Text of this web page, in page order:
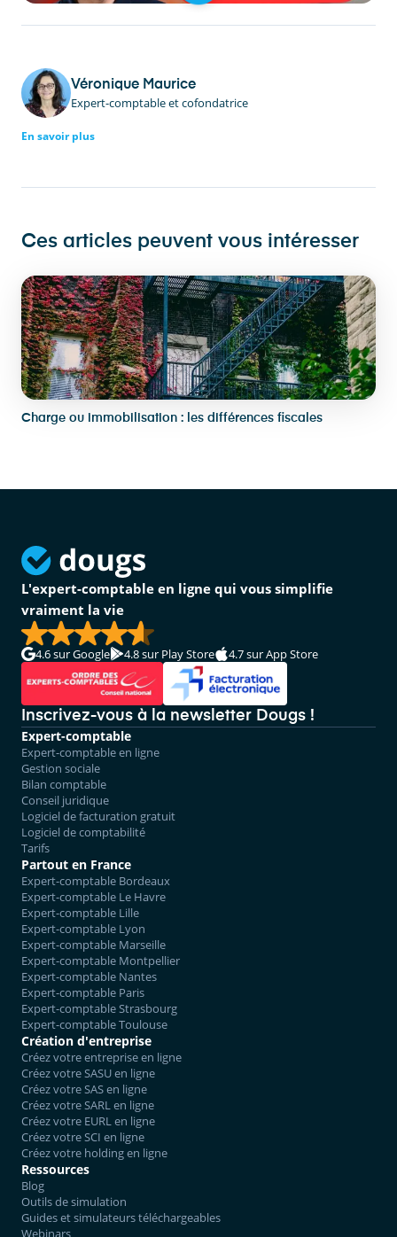
Véronique Maurice
Expert-comptable et cofondatrice
En savoir plus
Ces articles peuvent vous intéresser
Charge ou immobilisation : les différences fiscales
L'expert-comptable en ligne qui vous simplifie
vraiment la vie
4.6sur Google 4.8sur Play Store 4.7sur App Store
Inscrivez-vous à la newsletter Dougs !
Expert-comptable
Expert-comptable en ligne
Gestion sociale
Bilan comptable
Conseil juridique
Logiciel de facturation gratuit
Logiciel de comptabilité
Tarifs
Partout en France
Expert-comptable Bordeaux
Expert-comptable Le Havre
Expert-comptable Lille
Expert-comptable Lyon
Expert-comptable Marseille
Expert-comptable Montpellier
Expert-comptable Nantes
Expert-comptable Paris
Expert-comptable Strasbourg
Expert-comptable Toulouse
Création d'entreprise
Créez votre entreprise en ligne
Créez votre SASU en ligne
Créez votre SAS en ligne
Créez votre SARL en ligne
Créez votre EURL en ligne
Créez votre SCI en ligne
Créez votre holding en ligne
Ressources
Blog
Outils de simulation
Guides et simulateurs téléchargeables
Webinars